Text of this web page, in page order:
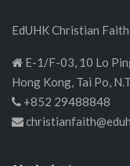
EdUHK Christian
E-1/F-03, 10 Lo
Hong Kong, Tai Po,
+852 29488848